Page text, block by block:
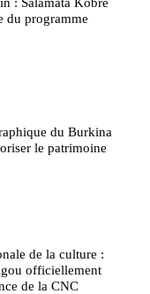
du programme
du Burkina
le patrimoine
de la culture :
officiellement
de la CNC